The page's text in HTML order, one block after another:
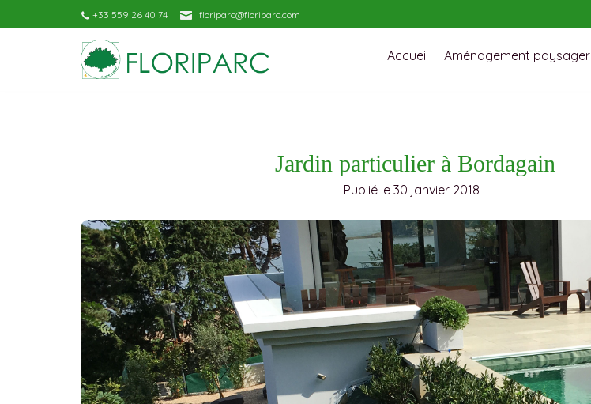
+33 559 26 40 74 floriparc@floriparc.com
Accueil Aménagement paysager
Jardin particulier à Bordagain
Publié le 30 janvier 2018